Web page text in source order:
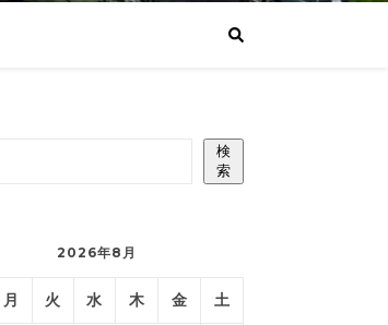
検
索
2026年8月
月 火 水 木 金 土